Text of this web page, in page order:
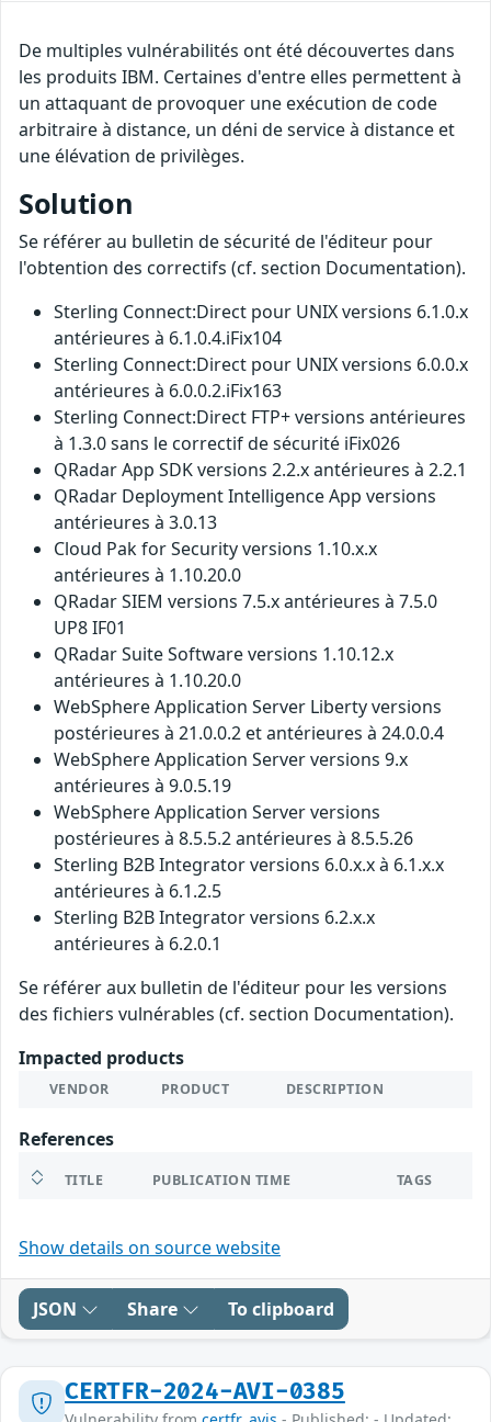
De multiples vulnérabilités ont été découvertes dans
les produits IBM. Certaines d'entre elles permettent à
un attaquant de provoquer une exécution de code
arbitraire à distance, un déni de service à distance et
une élévation de privilèges.
Solution
Se référer au bulletin de sécurité de l'éditeur pour
l'obtention des correctifs (cf. section Documentation).
Sterling Connect:Direct pour UNIX versions 6.1.0.x
antérieures à 6.1.0.4.iFix104
Sterling Connect:Direct pour UNIX versions 6.0.0.x
antérieures à 6.0.0.2.iFix163
Sterling Connect:Direct FTP+ versions antérieures
à 1.3.0 sans le correctif de sécurité iFix026
QRadar App SDK versions 2.2.x antérieures à 2.2.1
QRadar Deployment Intelligence App versions
antérieures à 3.0.13
Cloud Pak for Security versions 1.10.x.x
antérieures à 1.10.20.0
QRadar SIEM versions 7.5.x antérieures à 7.5.0
UP8 IF01
QRadar Suite Software versions 1.10.12.x
antérieures à 1.10.20.0
WebSphere Application Server Liberty versions
postérieures à 21.0.0.2 et antérieures à 24.0.0.4
WebSphere Application Server versions 9.x
antérieures à 9.0.5.19
WebSphere Application Server versions
postérieures à 8.5.5.2 antérieures à 8.5.5.26
Sterling B2B Integrator versions 6.0.x.x à 6.1.x.x
antérieures à 6.1.2.5
Sterling B2B Integrator versions 6.2.x.x
antérieures à 6.2.0.1
Se référer aux bulletin de l'éditeur pour les versions
des fichiers vulnérables (cf. section Documentation).
Impacted products
VENDOR PRODUCT DESCRIPTION
References
TITLE PUBLICATION TIME TAGS
Show details on source website
JSON Share To clipboard
CERTFR-2024-AVI-0385